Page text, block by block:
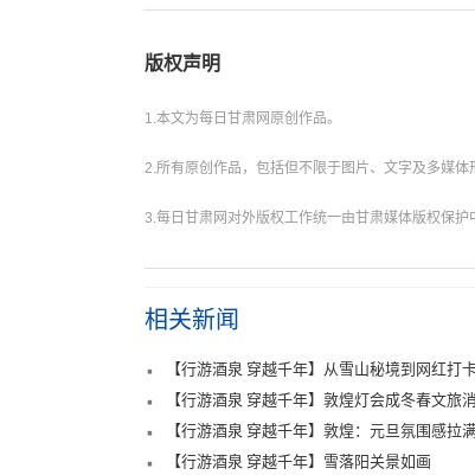
版权声明
1.本文为每日甘肃网原创作品。
2.所有原创作品，包括但不限于图片、文字及多媒
3.每日甘肃网对外版权工作统一由甘肃媒体版权保
相关新闻
【行游酒泉 穿越千年】从雪山秘境到网红打
【行游酒泉 穿越千年】敦煌灯会成冬春文旅
【行游酒泉 穿越千年】敦煌：元旦氛围感拉
【行游酒泉 穿越千年】雪落阳关景如画